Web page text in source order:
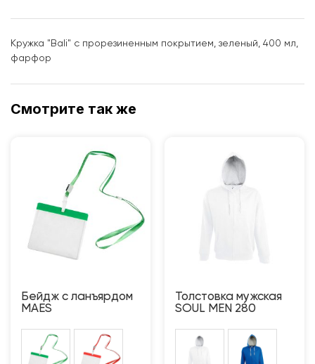
Кружка "Bali" с прорезиненным покрытием, зеленый, 400 мл,
фарфор
Смотрите так же
Бейдж с ланъярдом
MAES
Толстовка мужская
SOUL MEN 280